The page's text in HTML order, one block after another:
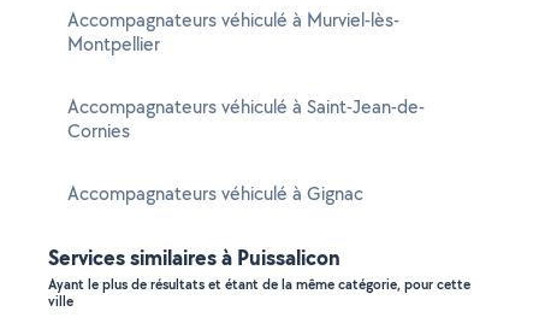
Accompagnateurs véhiculé à Murviel-lès-
Montpellier
Accompagnateurs véhiculé à Saint-Jean-de-
Cornies
Accompagnateurs véhiculé à Gignac
Services similaires à Puissalicon
Ayant le plus de résultats et étant de la même catégorie, pour cette
ville